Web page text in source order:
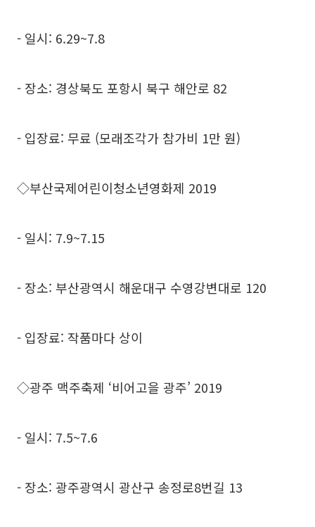
- 일시: 6.29~7.8
- 장소: 경상북도 포항시 북구 해안로 82
- 입장료: 무료 (모래조각가 참가비 1만 원)
◇부산국제어린이청소년영화제 2019
- 일시: 7.9~7.15
- 장소: 부산광역시 해운대구 수영강변대로 120
- 입장료: 작품마다 상이
◇광주 맥주축제 ‘비어고을 광주’ 2019
- 일시: 7.5~7.6
- 장소: 광주광역시 광산구 송정로8번길 13